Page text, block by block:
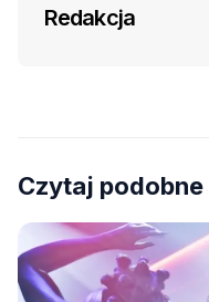
Redakcja
Czytaj podobne